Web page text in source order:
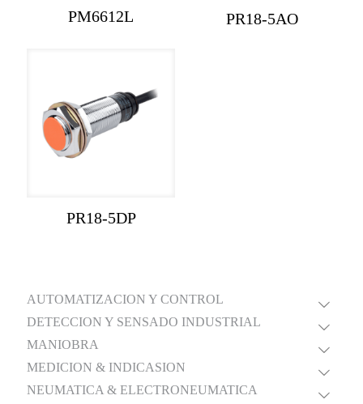
PM6612L PR18-5AO
PR18-5DP
AUTOMATIZACION Y CONTROL
DETECCION Y SENSADO INDUSTRIAL
MANIOBRA
MEDICION & INDICASION
NEUMATICA & ELECTRONEUMATICA